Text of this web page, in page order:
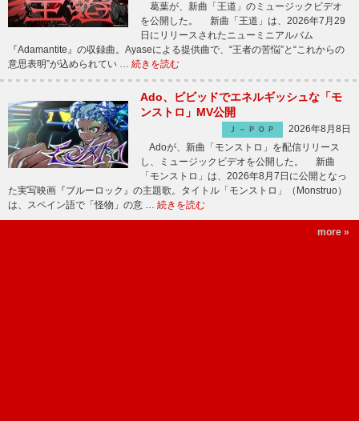
葛葉が、新曲「王道」のミュージックビデオ
を公開した。 新曲「王道」は、2026年7月29
日にリリースされたニューミニアルバム
『Adamantite』の収録曲。Ayaseによる提供曲で、“王者の苦悩”と“これからの
意思表明”が込められてい … 続きを読む
Ado、ビビッドでエネルギッシュな「モ
ンストロ」MV公開
Ｊ－ＰＯＰ
2026年8月8日
Adoが、新曲「モンストロ」を配信リリース
し、ミュージックビデオを公開した。 新曲
「モンストロ」は、2026年8月7日に公開となっ
た実写映画『ブルーロック』の主題歌。タイトル「モンストロ」（Monstruo）
は、スペイン語で「怪物」の意 … 続きを読む
more »